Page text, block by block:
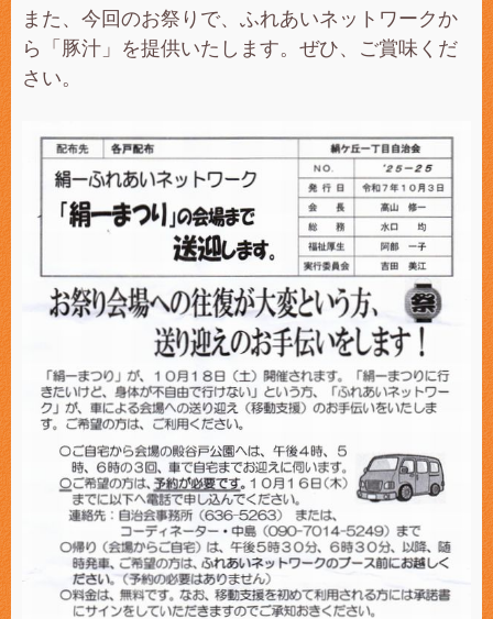
また、今回のお祭りで、ふれあいネットワークか
ら「豚汁」を提供いたします。ぜひ、ご賞味くだ
さい。